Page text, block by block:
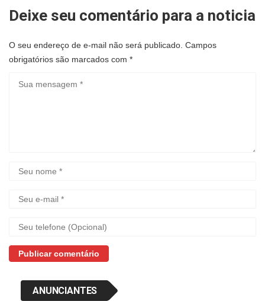
Deixe seu comentário para a noticia
O seu endereço de e-mail não será publicado. Campos
obrigatórios são marcados com *
ANUNCIANTES